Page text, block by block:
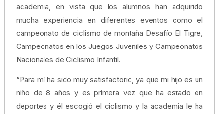
academia, en vista que los alumnos han adquirido
mucha experiencia en diferentes eventos como el
campeonato de ciclismo de montaña Desafío El Tigre,
Campeonatos en los Juegos Juveniles y Campeonatos
Nacionales de Ciclismo Infantil.
“Para mí ha sido muy satisfactorio, ya que mi hijo es un
niño de 8 años y es primera vez que ha estado en
deportes y él escogió el ciclismo y la academia le ha